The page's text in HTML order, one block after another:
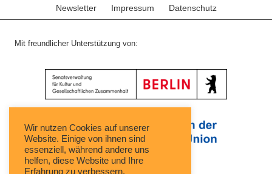
Newsletter Impressum Datenschutz
Mit freundlicher Unterstützung von:
Wir nutzen Cookies auf unserer
Website. Einige von ihnen sind
essenziell, während andere uns
helfen, diese Website und Ihre
Erfahrung zu verbessern.